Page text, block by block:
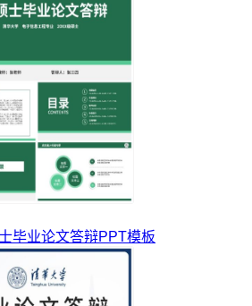
毕业论文答辩PPT模板